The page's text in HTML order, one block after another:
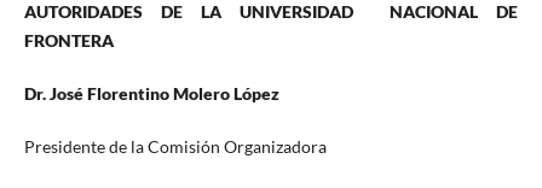
AUTORIDADES DE LA UNIVERSIDAD NACIONAL DE
FRONTERA
Dr. José Florentino Molero López
Presidente de la Comisión Organizadora